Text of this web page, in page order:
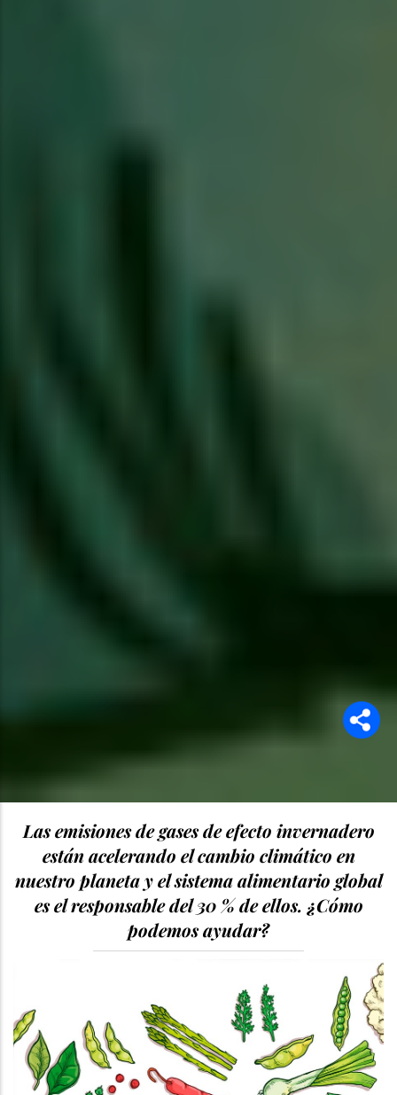
Las emisiones de gases de efecto invernadero
están acelerando el cambio climático en
nuestro planeta y el sistema alimentario global
es el responsable del 30 % de ellos. ¿Cómo
podemos ayudar?